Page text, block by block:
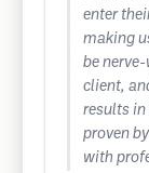
enter
making
be
client,
results in
proven
with